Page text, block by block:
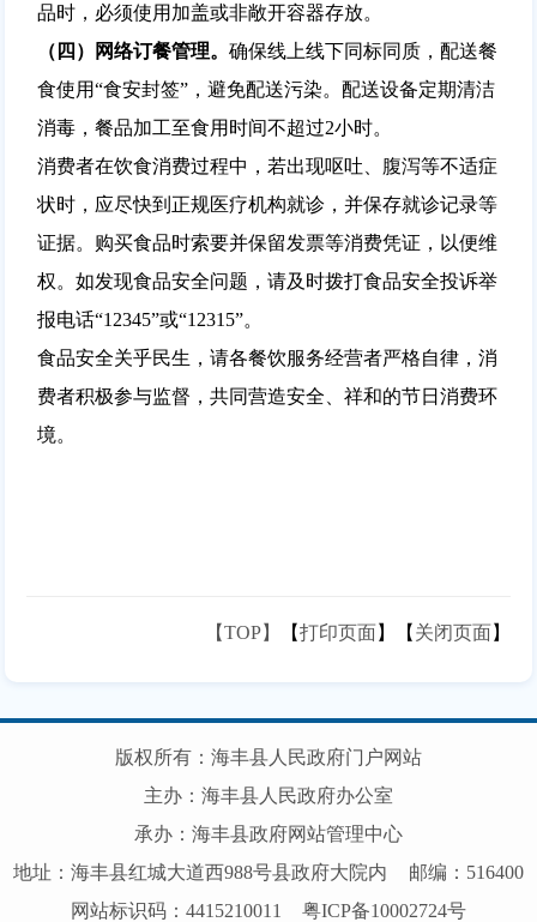
品时，必须使用加盖或非敞开容器存放。
（四）
网络订餐管理。 确保线上线下同标同质，配送餐
食使用“食安封签”，避免配送污染。配送设备定期清洁
消毒，餐品加工至食用时间不超过2小时。
消费者在饮食消费过程中，若出现呕吐、腹泻等不适症
状时，应尽快到正规医疗机构就诊，并保存就诊记录等
证据。购买食品时索要并保留发票等消费凭证，以便维
权。如发现食品安全问题，请及时拨打食品安全投诉举
报电话“12345”或“12315”。
食品安全关乎民生，请各餐饮服务经营者严格自律，消
费者积极参与监督，共同营造安全、祥和的节日消费环
境。
【TOP】 【打印页面】【 关闭页面】
版权所有：海丰县人民政府门户网站
主办：海丰县人民政府办公室
承办：海丰县政府网站管理中心
地址：海丰县红城大道西988号县政府大院内
邮编：516400
网站标识码：4415210011
粤ICP备10002724号